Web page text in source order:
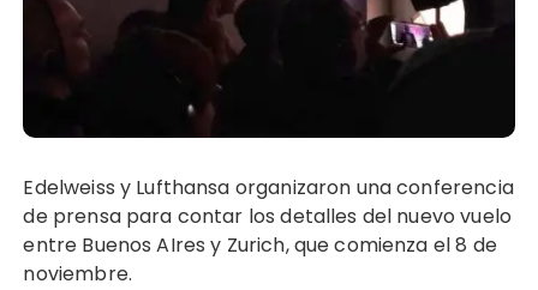
Edelweiss y Lufthansa organizaron una conferencia
de prensa para contar los detalles del nuevo vuelo
entre Buenos AIres y Zurich, que comienza el 8 de
noviembre.